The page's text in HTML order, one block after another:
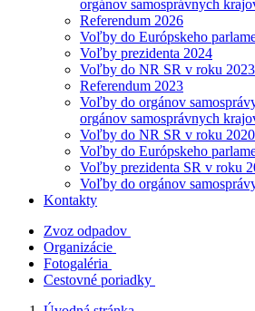
orgánov samosprávnych
Referendum 2026
Voľby do Európskeho
Voľby prezidenta 2024
Voľby do NR SR v roku 2023
Referendum 2023
Voľby do orgánov
orgánov samosprávnych
Voľby do NR SR v roku 2020
Voľby do Európskeho
Voľby prezidenta SR v roku
Voľby do orgánov
Kontakty
Zvoz odpadov
Organizácie
Fotogaléria
Cestovné poriadky